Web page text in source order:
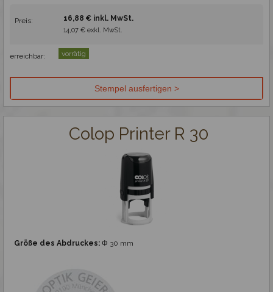
Preis: 16,88 € inkl. MwSt.
14,07 € exkl. MwSt.
erreichbar: vorrätig
Colop Printer R 30
Größe des Abdruckes: Φ 30 mm